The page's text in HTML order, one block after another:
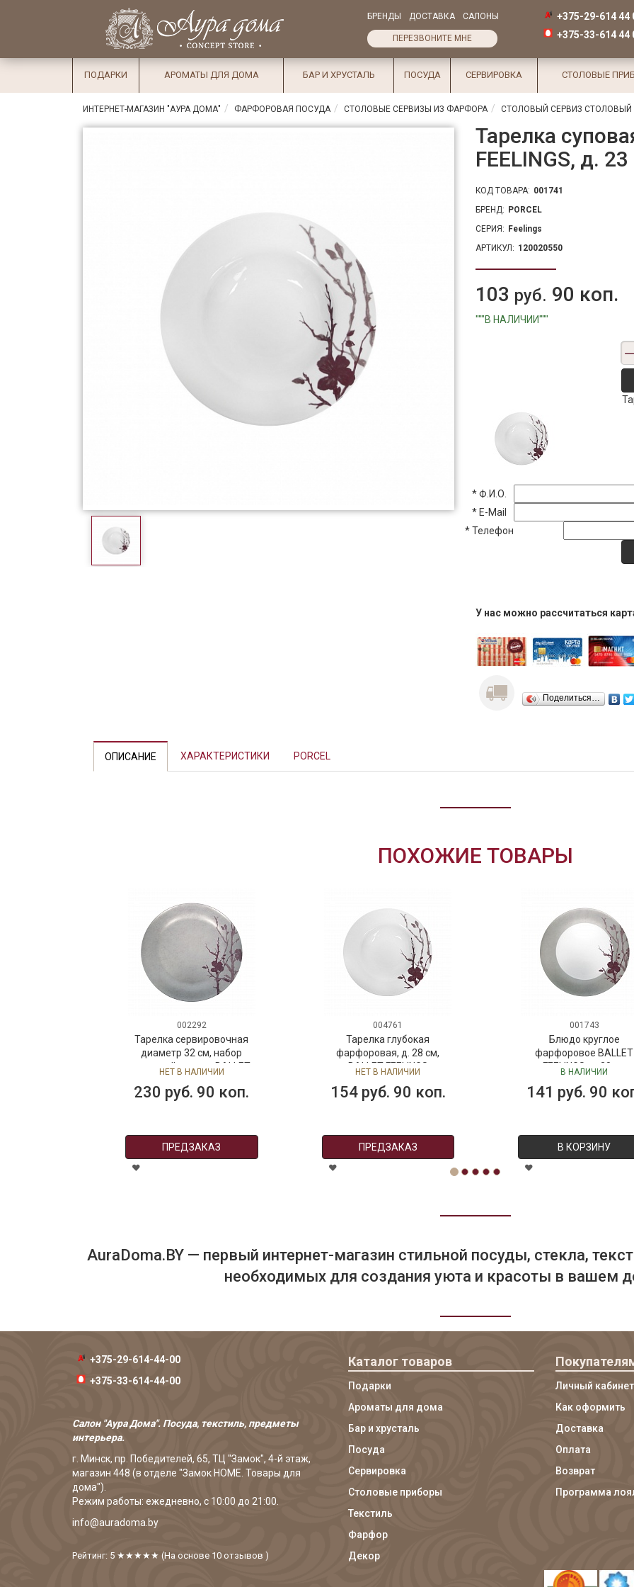
Избранное
×
СалоныДоставка
Оплата
Подарки
Ароматы
для дома
БРЕНДЫ ДОСТАВКА САЛОНЫ
ПЕРЕЗВОНИТЕ МНЕ
+375-29-614 44
+375-33-614 44
ПОДАРКИ АРОМАТЫ ДЛЯ ДОМА БАР И ХРУСТАЛЬ ПОСУДА СЕРВИРОВКА СТОЛОВЫЕ
ИНТЕРНЕТ-МАГАЗИН "АУРА ДОМА" ФАРФОРОВАЯ ПОСУДА СТОЛОВЫЕ СЕРВИЗЫ ИЗ ФАРФОРА СТОЛОВЫЙ СЕРВИЗ СТОЛОВЫЙ
Тарелка
FEELINGS, д.
КОД ТОВАРА: 001741
БРЕНД: PORCEL
СЕРИЯ: Feelings
АРТИКУЛ: 120020550
103 руб. 90 коп.
"""В НАЛИЧИИ"""
*Ф.И.О.
* E-Mail
*Телефон
У нас можно рассчитаться
Поделиться…
ОПИСАНИЕ ХАРАКТЕРИСТИКИ PORCEL
ПОХОЖИЕ ТОВАРЫ
002292
Тарелка сервировочная
диаметр 32 см, набор
столовой посуды BALLET
НЕТ В НАЛИЧИИ
230 руб. 90 коп.
ПРЕДЗАКАЗ
004761
Тарелка глубокая
фарфоровая, д. 28 см,
BALLET FEELINGS
НЕТ В НАЛИЧИИ
154 руб. 90 коп.
ПРЕДЗАКАЗ
001743
Блюдо круглое
фарфоровое BALLET
FEELINGS, д. 28 см
В НАЛИЧИИ
141 руб. 90
В КОРЗИНУ
AuraDoma.BY — первый интернет-магазин стильной посуды, стекла,
необходимых для создания уюта и красоты в вашем
+375-29-614-44-00
+375-33-614-44-00
Салон "Аура Дома". Посуда, текстиль, предметы
интерьера.
г. Минск, пр. Победителей, 65, ТЦ "Замок", 4-й этаж,
магазин 448 (в отделе "Замок HOME. Товары для
дома").
Режим работы: ежедневно, с 10:00 до 21:00.
info@auradoma.by
Рейтинг: 5 ★★★★★ (На основе 10 отзывов )
Каталог товаров
Подарки
Ароматы для дома
Бар и хрусталь
Посуда
Сервировка
Столовые приборы
Текстиль
Фарфор
Декор
Личный кабинет
Как оформить
Доставка
Оплата
Возврат
Программа